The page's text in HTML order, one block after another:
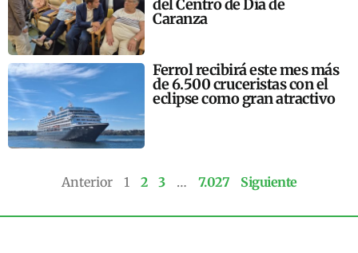
del Centro de Día de
Caranza
Ferrol recibirá este mes más
de 6.500 cruceristas con el
eclipse como gran atractivo
Anterior 1 2 3 … 7.027 Siguiente